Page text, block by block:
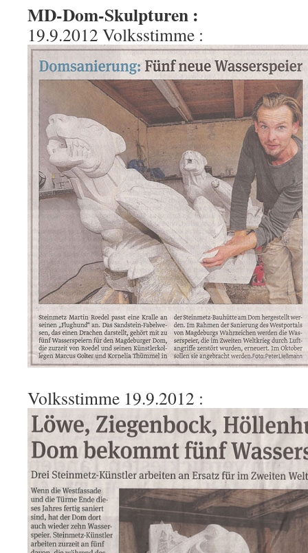
MD-Dom-Skulpturen :
19.9.2012 Volksstimme :
Volksstimme 19.9.2012 :